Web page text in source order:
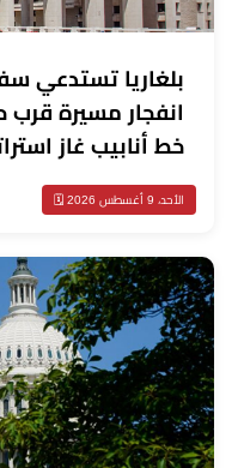
بلغاريا تستدعي
انفجار مسيرة قرب
خط أنابيب غاز
الأحد، 9 أغسطس 2026 🗓️